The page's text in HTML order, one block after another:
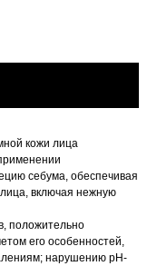
кожи лица
себума, обеспечивая
включая нежную
положительно
его особенностей,
нарушению pH-